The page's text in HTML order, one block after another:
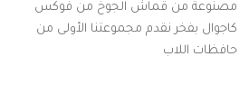
مصنوعة من قماش الجوخ من فوكس
كاجوال بفخر نقدم مجموعتنا الأولى من
حافظات اللاب